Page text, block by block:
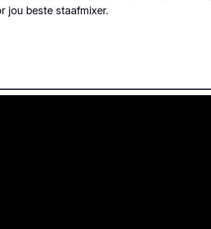
jou beste staafmixer.